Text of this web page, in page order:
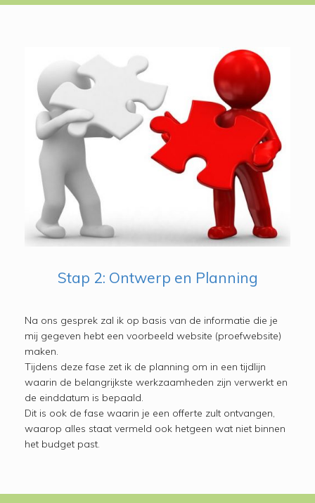
Stap 2: Ontwerp en Planning
Na ons gesprek zal ik op basis van de informatie die je
mij gegeven hebt een voorbeeld website (proefwebsite)
maken.
Tijdens deze fase zet ik de planning om in een tijdlijn
waarin de belangrijkste werkzaamheden zijn verwerkt en
de einddatum is bepaald.
Dit is ook de fase waarin je een offerte zult ontvangen,
waarop alles staat vermeld ook hetgeen wat niet binnen
het budget past.